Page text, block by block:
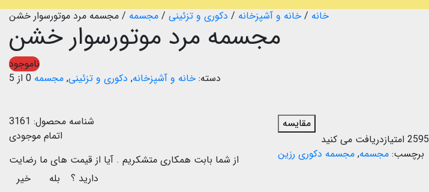
خانه / خانه و آشپزخانه / دکوری و تزئینی / مجسمه / مجسمه مرد موتورسوار خشن
مجسمه مرد موتورسوار خشن
ناموجود
دسته: خانه و آشپزخانه, دکوری و تزئینی, مجسمه 0 از 5
مقایسه
2595 امتیازدریافت می کنید
برچسب: مجسمه, مجسمه دکوری رزین
شناسه محصول: 3161
اتمام موجودی
از شما بابت همکاری متشکریم . آیا از قیمت های ما رضایت
دارید ؟
بله
خیر